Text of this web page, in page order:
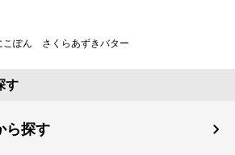
こぽん さくらあずきバター
す
ら探す